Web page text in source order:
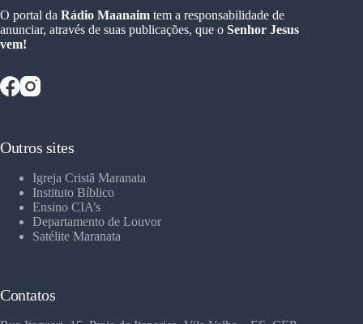
O portal da Rádio Maanaim tem a responsabilidade de
anunciar, através de suas publicações, que o Senhor Jesus
vem!
Outros sites
Igreja Cristã Maranata
Instituto Bíblico
Ensino CIA’s
Departamento de Louvor
Satélite Maranata
Contatos